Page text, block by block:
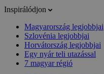
Inspirálódjon
Magyarország legjobbjai
Szlovénia legjobbjai
Horvátország legjobbjai
Egy nyár teli utazással
7 magyar régió